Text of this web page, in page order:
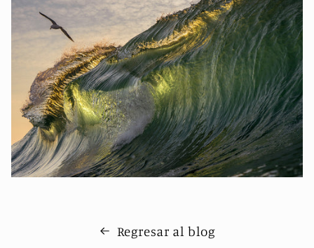
Regresar al blog